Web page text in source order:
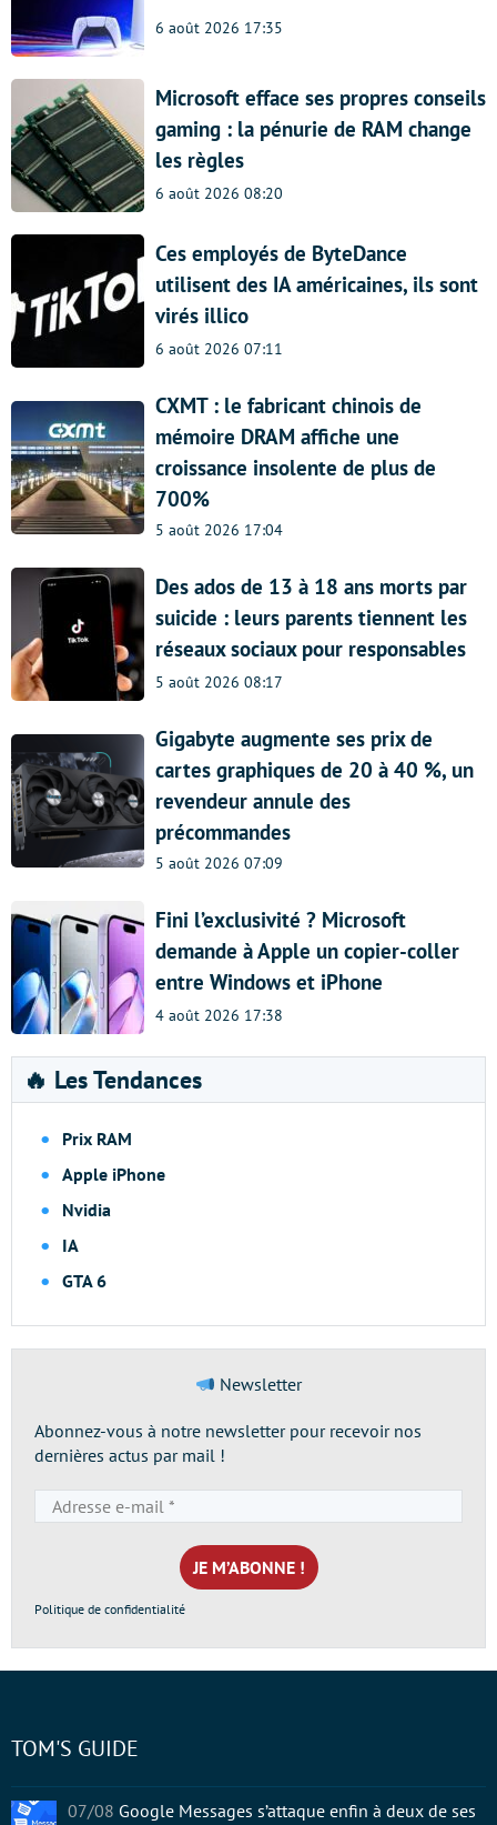
6 août 2026 17:35
Microsoft efface ses propres conseils
gaming : la pénurie de RAM change
les règles
6 août 2026 08:20
Ces employés de ByteDance
utilisent des IA américaines, ils sont
virés illico
6 août 2026 07:11
CXMT : le fabricant chinois de
mémoire DRAM affiche une
croissance insolente de plus de
700%
5 août 2026 17:04
Des ados de 13 à 18 ans morts par
suicide : leurs parents tiennent les
réseaux sociaux pour responsables
5 août 2026 08:17
Gigabyte augmente ses prix de
cartes graphiques de 20 à 40 %, un
revendeur annule des
précommandes
5 août 2026 07:09
Fini l’exclusivité ? Microsoft
demande à Apple un copier-coller
entre Windows et iPhone
4 août 2026 17:38
🔥 Les Tendances
Prix RAM
Apple iPhone
Nvidia
IA
GTA 6
Newsletter
Abonnez-vous à notre newsletter pour recevoir nos
dernières actus par mail !
e-
mail
*
Politique de confidentialité
TOM'S GUIDE
07/08 Google Messages s’attaque enfin à deux de ses